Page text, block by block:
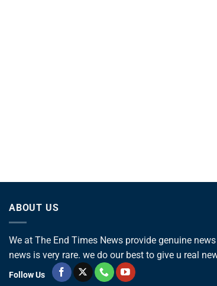
ABOUT US
We at The End Times News provide genuine
news is very rare. we do our best to give u real
Follow Us